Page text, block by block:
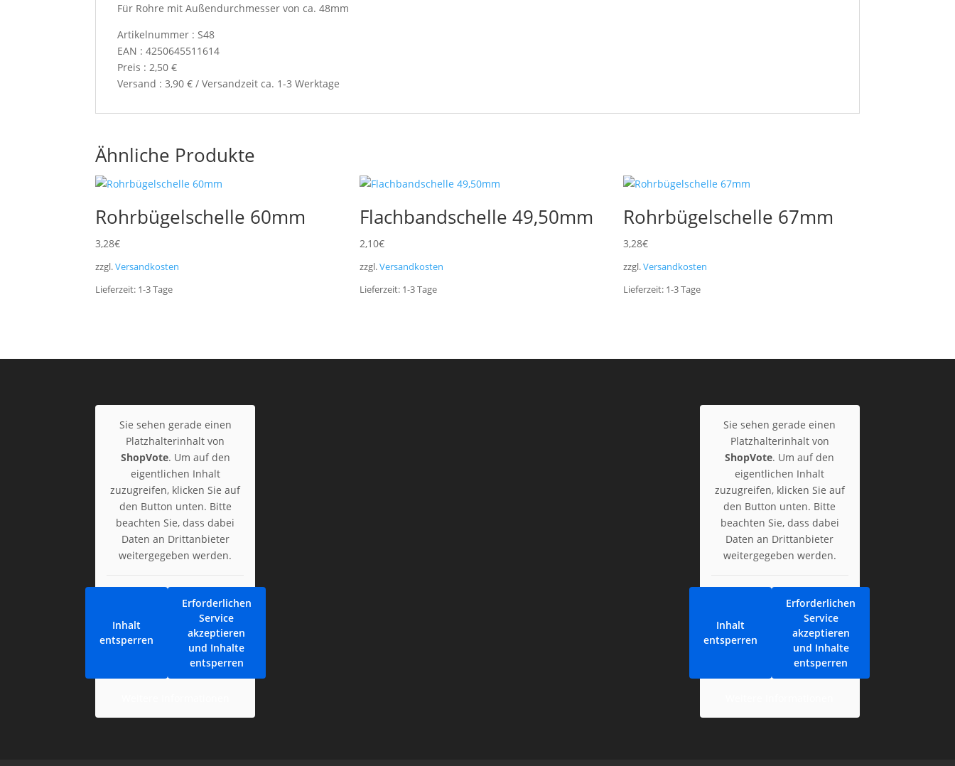
Für Rohre mit Außendurchmesser von ca. 48mm
Artikelnummer : S48
EAN : 4250645511614
Preis : 2,50 €
Versand : 3,90 € / Versandzeit ca. 1-3 Werktage
Ähnliche Produkte
Rohrbügelschelle 60mm
3,28€
zzgl.Versandkosten
Lieferzeit: 1-3Tage
Flachbandschelle 49,50mm
2,10€
zzgl.Versandkosten
Lieferzeit: 1-3Tage
Rohrbügelschelle 67mm
3,28€
zzgl.Versandkosten
Lieferzeit: 1-3Tage
Sie sehen gerade einen
Platzhalterinhalt von
ShopVote. Um auf den
eigentlichen Inhalt
zuzugreifen, klicken Sie auf
den Button unten. Bitte
beachten Sie, dass dabei
Daten an Drittanbieter
weitergegeben werden.
Inhalt
entsperren
Erforderlichen
Service
akzeptieren
und Inhalte
entsperren
Sie sehen gerade einen
Platzhalterinhalt von
ShopVote. Um auf den
eigentlichen Inhalt
zuzugreifen, klicken Sie auf
den Button unten. Bitte
beachten Sie, dass dabei
Daten an Drittanbieter
weitergegeben werden.
Inhalt
entsperren
Erforderlichen
Service
akzeptieren
und Inhalte
entsperren